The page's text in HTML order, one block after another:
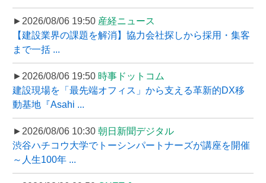
►2026/08/06 19:50 産経ニュース
【建設業界の課題を解消】協力会社探しから採用・集客
まで一括 ...
►2026/08/06 19:50 時事ドットコム
建設現場を「最先端オフィス」から支える革新的DX移
動基地『Asahi ...
►2026/08/06 10:30 朝日新聞デジタル
渋谷ハチコウ大学でトーシンパートナーズが講座を開催
～人生100年 ...